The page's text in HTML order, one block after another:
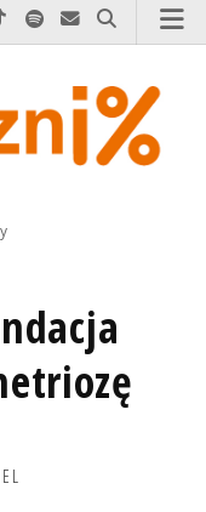
do nas zadzwoń
Facebook-u
nas na Xnas na Instagram-ie
Odwiedź nas na TikTok-u
Szukaj nas na Spotify
Wyślij do nas
Szukaj